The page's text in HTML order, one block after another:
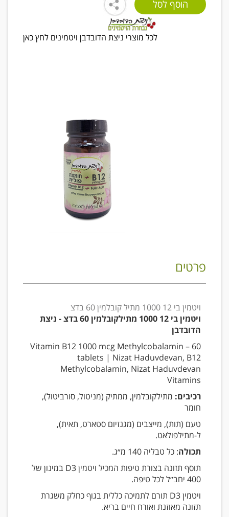
לכל מוצרי ניצת הדובדבן ויטמינים לחץ כאן
פרטים
ויטמין בי 12 1000 מתיל קובלמין 60 בדצ
ויטמין בי 12 1000 מתילקובלמין 60 בדצ - ניצת
הדובדבן
Vitamin B12 1000 mcg Methylcobalamin – 60
tablets | Nizat Haduvdevan, B12
Methylcobalamin, Nizat Haduvdevan
Vitamins
רכיבים: מתילקובלמין, ממתיק (מניטול, סורביטול),
חומר
טעם (תות), מייצבים (מגנזיום סטארט, תאית),
ל-מתילפולאט.
תכולה: כל טבליה 140 מ״ג.
תוסף תזונה בצורת טיפות המכיל ויטמין D3 במינון של
400 יחב״ל לכל טיפה.
ויטמין D3 תורם לתמיכה כללית בגוף כחלק משגרת
תזונה מאוזנת ואורח חיים בריא.